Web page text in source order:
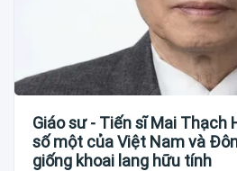
Giáo sư - Tiến sĩ Mai Thạch
số một của Việt Nam và
giống khoai lang hữu tính